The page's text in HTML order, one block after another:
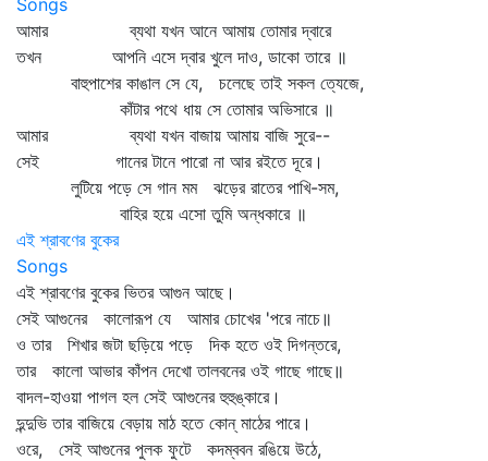
Songs
আমার ব্যথা যখন আনে আমায় তোমার দ্বারে
তখন আপনি এসে দ্বার খুলে দাও, ডাকো তারে ॥
বাহুপাশের কাঙাল সে যে, চলেছে তাই সকল ত্যেজে,
কাঁটার পথে ধায় সে তোমার অভিসারে ॥
আমার ব্যথা যখন বাজায় আমায় বাজি সুরে--
সেই গানের টানে পারো না আর রইতে দূরে।
লুটিয়ে পড়ে সে গান মম ঝড়ের রাতের পাখি-সম,
বাহির হয়ে এসো তুমি অন্ধকারে ॥
এই শ্রাবণের বুকের
Songs
এই শ্রাবণের বুকের ভিতর আগুন আছে।
সেই আগুনের কালোরূপ যে আমার চোখের 'পরে নাচে॥
ও তার শিখার জটা ছড়িয়ে পড়ে দিক হতে ওই দিগন্তরে,
তার কালো আভার কাঁপন দেখো তালবনের ওই গাছে গাছে॥
বাদল-হাওয়া পাগল হল সেই আগুনের হুহুঙ্কারে।
দুন্দুভি তার বাজিয়ে বেড়ায় মাঠ হতে কোন্‌ মাঠের পারে।
ওরে, সেই আগুনের পুলক ফুটে কদম্ববন রঙিয়ে উঠে,